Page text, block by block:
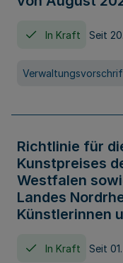
In Kraft Seit
Richtlinie für
Kunstpreises
Westfalen
Landes
Künstlerinnen
In Kraft Seit